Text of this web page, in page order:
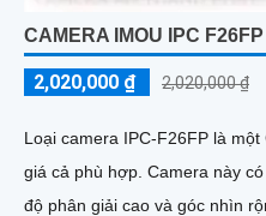
CAMERA IMOU IPC F26FP
2,020,000 ₫ 2,020,000 ₫
Loại camera IPC-F26FP là
giá cả phù hợp. Camera này có chất lượng hình ảnh sắc nét với
độ phân giải cao và góc nhìn